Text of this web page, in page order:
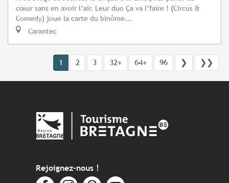
cœur sans en avoir l’air. Leur duo Ça va l’faire ! (Circus &
Comedy) joue la carte du binôme...
Carantec
1 2 3 32+ 64+ 96 ❯ ❯❯
Rejoignez-nous !